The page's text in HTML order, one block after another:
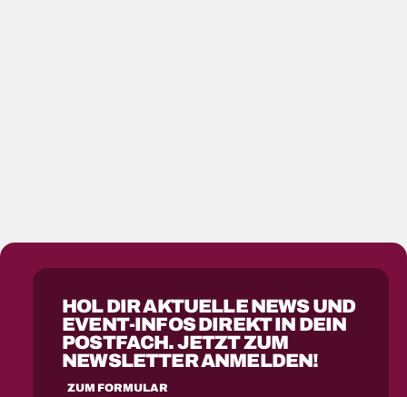
HOL DIR AKTUELLE NEWS UND
EVENT-INFOS DIREKT IN DEIN
POSTFACH. JETZT ZUM
NEWSLETTER ANMELDEN!
ZUM FORMULAR